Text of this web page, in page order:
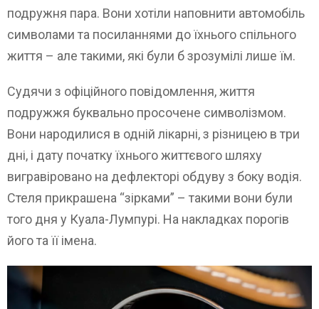
подружня пара. Вони хотіли наповнити автомобіль
символами та посиланнями до їхнього спільного
життя – але такими, які були б зрозумілі лише їм.
Судячи з офіційного повідомлення, життя
подружжя буквально просочене символізмом.
Вони народилися в одній лікарні, з різницею в три
дні, і дату початку їхнього життєвого шляху
вигравіровано на дефлекторі обдуву з боку водія.
Стеля прикрашена “зірками” – такими вони були
того дня у Куала-Лумпурі. На накладках порогів
його та її імена.